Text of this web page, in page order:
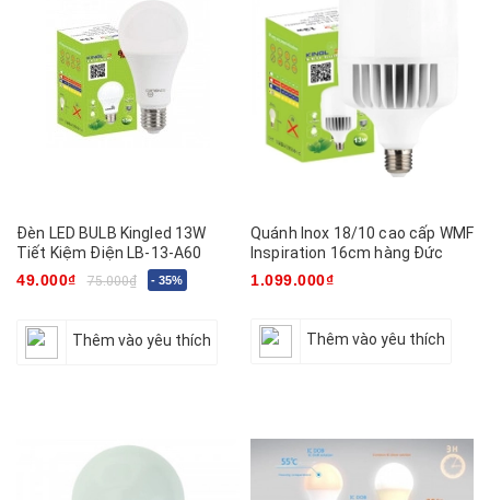
Đèn LED BULB Kingled 13W
Tiết Kiệm Điện LB-13-A60
49.000₫
75.000₫ - 35%
Thêm vào yêu thích
Quánh Inox 18/10 cao cấp WMF
Inspiration 16cm hàng Đức
1.099.000₫
Thêm vào yêu thích